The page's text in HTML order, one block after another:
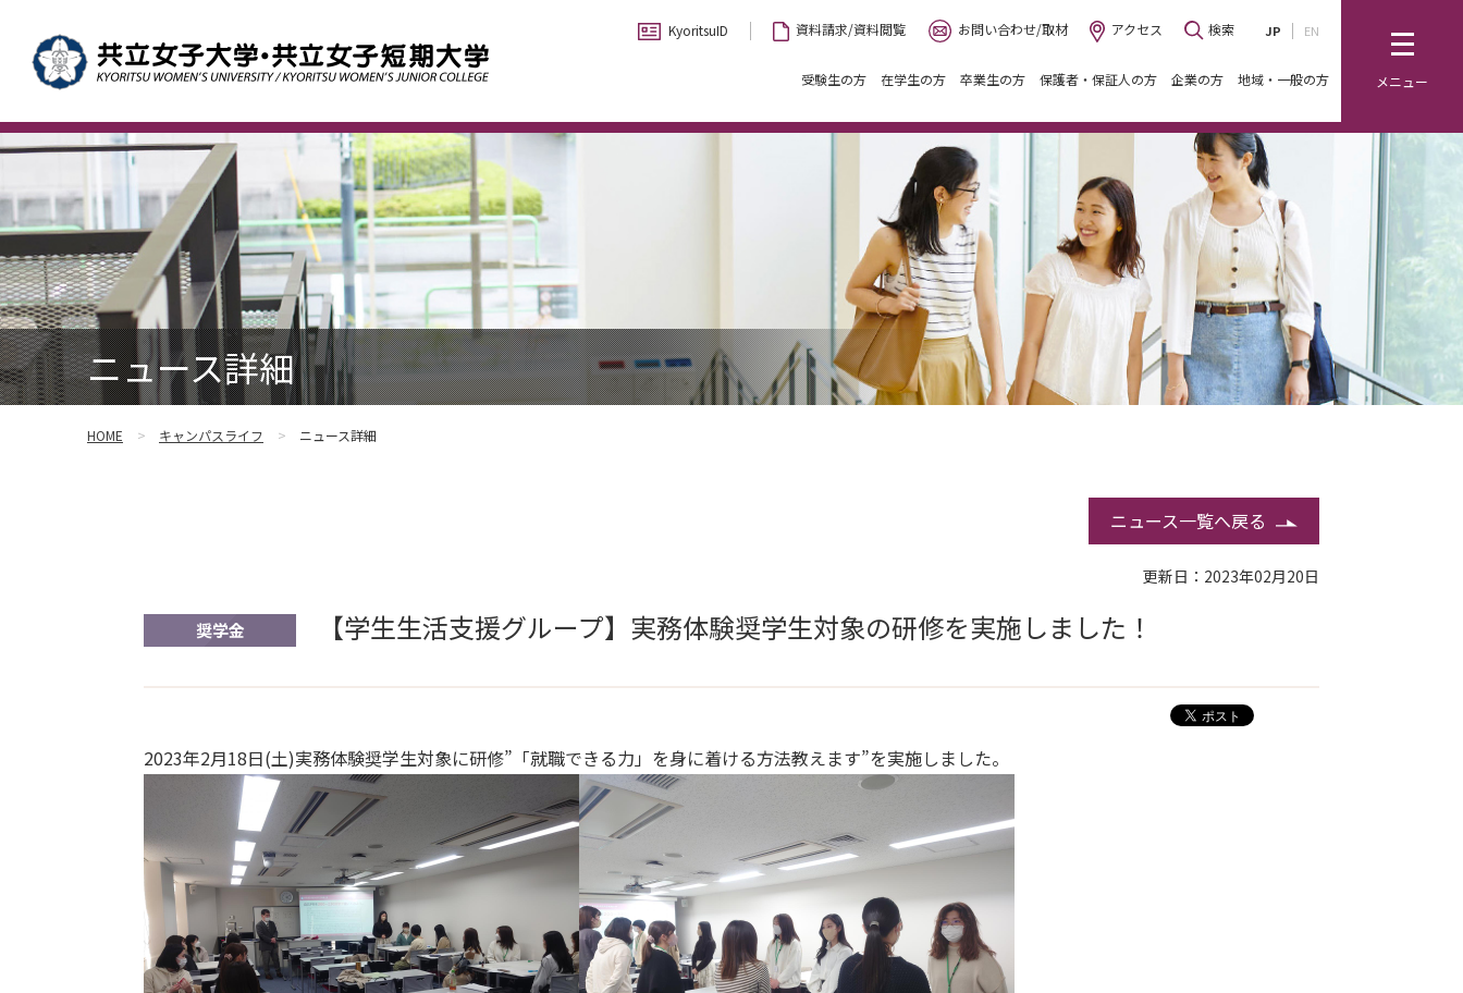
メニュー
検索 JP EN
KyoritsuID 資料請求/資料閲覧 お問い合わせ/取材 アクセス
受験生の方 在学生の方 卒業生の方 保護者・保証人の方 企業の方 地域・一般の方
ニュース詳細
HOME キャンパスライフ ニュース詳細
ニュース一覧へ戻る
更新日：2023年02月20日
奨学金 【学生生活支援グループ】実務体験奨学生対象の研修を実施しました！
2023年2月18日(土)実務体験奨学生対象に研修”「就職できる力」を身に着ける方法教えます”を実施しました。